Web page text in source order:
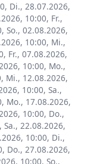
, Di., 28.07.2026,
10:00, Fr.,
, So., 02.08.2026,
10:00, Mi.,
, Fr., 07.08.2026,
10:00, Mo.,
, Mi., 12.08.2026,
10:00, Sa.,
, Mo., 17.08.2026,
10:00, Do.,
, Sa., 22.08.2026,
10:00, Di.,
, Do., 27.08.2026,
10:00, So.,